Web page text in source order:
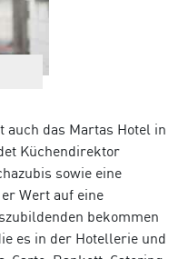
das Martas Hotel in
Küchendirektor
sowie eine
Wert auf eine
bekommen
es in der Hotellerie und